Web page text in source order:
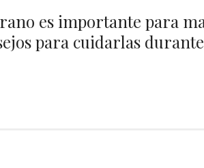
es importante para
para cuidarlas